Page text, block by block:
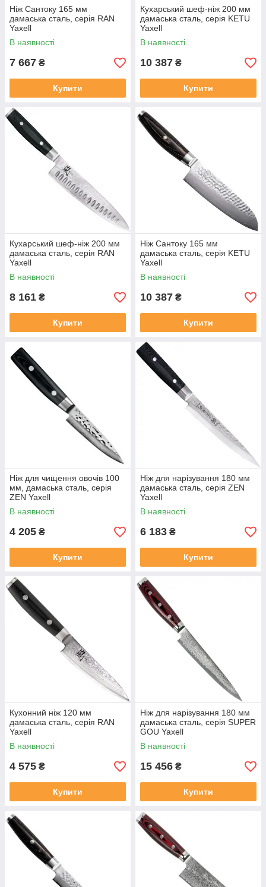
Ніж Сантоку 165 мм
дамаська сталь, серія RAN
Yaxell
В наявності
7 667 ₴
Купити
Кухарський шеф-ніж 200 мм
дамаська сталь, серія KETU
Yaxell
В наявності
10 387 ₴
Купити
Кухарський шеф-ніж 200 мм
дамаська сталь, серія RAN
Yaxell
В наявності
8 161 ₴
Купити
Ніж Сантоку 165 мм
дамаська сталь, серія KETU
Yaxell
В наявності
10 387 ₴
Купити
Ніж для чищення овочів 100
мм, дамаська сталь, серія
ZEN Yaxell
В наявності
4 205 ₴
Купити
Ніж для нарізування 180 мм
дамаська сталь, серія ZEN
Yaxell
В наявності
6 183 ₴
Купити
Кухонний ніж 120 мм
дамаська сталь, серія RAN
Yaxell
В наявності
4 575 ₴
Купити
Ніж для нарізування 180 мм
дамаська сталь, серія SUPER
GOU Yaxell
В наявності
15 456 ₴
Купити